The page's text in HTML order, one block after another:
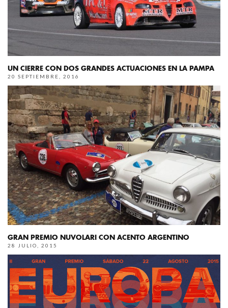
UN CIERRE CON DOS GRANDES ACTUACIONES EN LA PAMPA
20 SEPTIEMBRE, 2016
GRAN PREMIO NUVOLARI CON ACENTO ARGENTINO
28 JULIO, 2015